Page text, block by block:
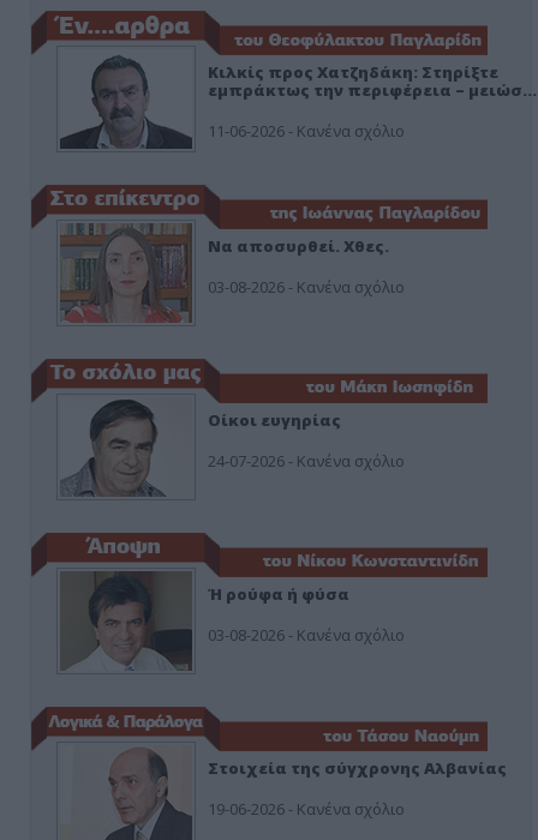
Κιλκίς προς Χατζηδάκη: Στηρίξτε
εμπράκτως την περιφέρεια – μειώσ…
11-06-2026 - Κανένα σχόλιο
Να αποσυρθεί. Χθες.
03-08-2026 - Κανένα σχόλιο
Οίκοι ευγηρίας
24-07-2026 - Κανένα σχόλιο
Ή ρούφα ή φύσα
03-08-2026 - Κανένα σχόλιο
Στοιχεία της σύγχρονης Αλβανίας
19-06-2026 - Κανένα σχόλιο